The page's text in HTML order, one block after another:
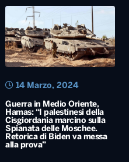
Guerra in Medio Oriente,
Hamas: “I palestinesi della
Cisgiordania marcino sulla
Spianata delle Moschee.
Retorica di Biden va messa
alla prova”
14 Marzo, 2024